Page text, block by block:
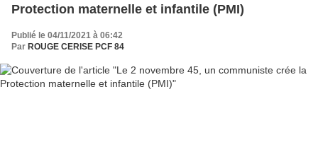
Protection maternelle et infantile (PMI)
Publié le 04/11/2021 à 06:42
Par ROUGE CERISE PCF 84